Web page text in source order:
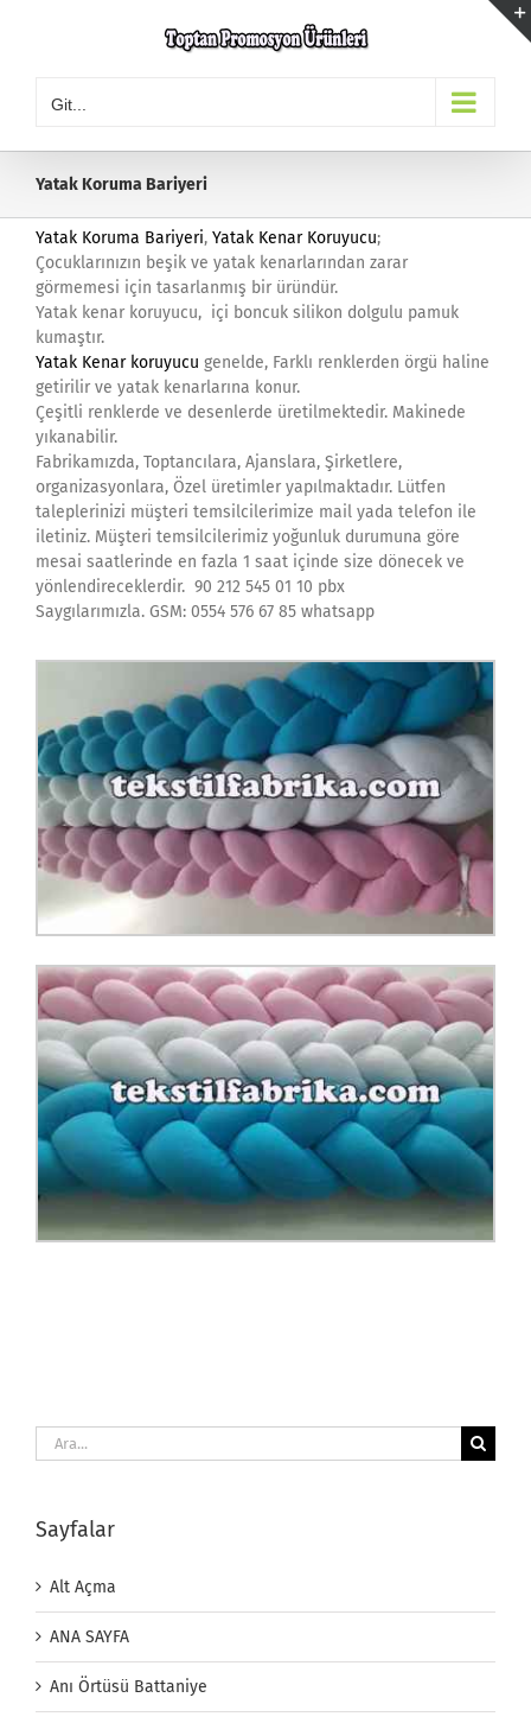
Git...
Yatak Koruma Bariyeri
Yatak Koruma Bariyeri, Yatak Kenar Koruyucu;
Çocuklarınızın beşik ve yatak kenarlarından zarar
görmemesi için tasarlanmış bir üründür.
Yatak kenar koruyucu, içi boncuk silikon dolgulu pamuk
kumaştır.
Yatak Kenar koruyucu genelde, Farklı renklerden örgü haline
getirilir ve yatak kenarlarına konur.
Çeşitli renklerde ve desenlerde üretilmektedir. Makinede
yıkanabilir.
Fabrikamızda, Toptancılara, Ajanslara, Şirketlere,
organizasyonlara, Özel üretimler yapılmaktadır. Lütfen
taleplerinizi müşteri temsilcilerimize mail yada telefon ile
iletiniz. Müşteri temsilcilerimiz yoğunluk durumuna göre
mesai saatlerinde en fazla 1 saat içinde size dönecek ve
yönlendireceklerdir. 90 212 545 01 10 pbx
Saygılarımızla. GSM: 0554 576 67 85 whatsapp
Ara:
Sayfalar
Alt Açma
ANA SAYFA
Anı Örtüsü Battaniye